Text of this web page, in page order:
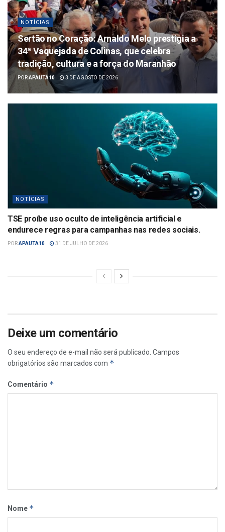
NOTÍCIAS
Sertão no Coração: Arnaldo Melo prestigia a
34ª Vaquejada de Colinas, que celebra
tradição, cultura e a força do Maranhão
PORAPAUTA10 3 DE AGOSTO DE 2026
NOTÍCIAS
TSE proíbe uso oculto de inteligência artificial e
endurece regras para campanhas nas redes sociais.
PORAPAUTA10 31 DE JULHO DE 2026
Deixe um comentário
O seu endereço de e-mail não será publicado. Campos
obrigatórios são marcados com *
Comentário *
Nome *